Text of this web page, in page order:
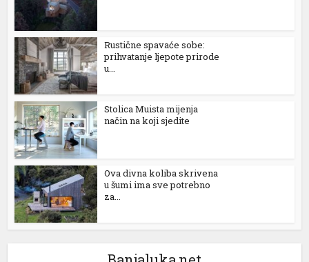
Rustične spavaće sobe:
prihvatanje ljepote prirode
u...
Stolica Muista mijenja
način na koji sjedite
Ova divna koliba skrivena
u šumi ima sve potrebno
za...